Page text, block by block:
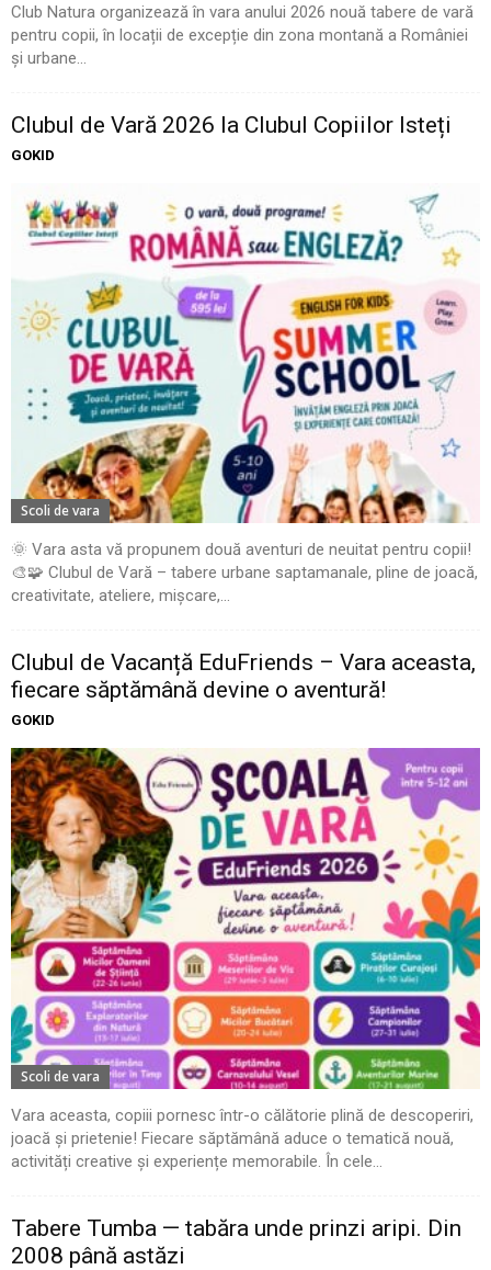
Club Natura organizează în vara anului 2026 nouă tabere de vară
pentru copii, în locații de excepție din zona montană a României
și urbane...
Clubul de Vară 2026 la Clubul Copiilor Isteți
GOKID
Scoli de vara
🌞 Vara asta vă propunem două aventuri de neuitat pentru copii!
🎨🧩 Clubul de Vară – tabere urbane saptamanale, pline de joacă,
creativitate, ateliere, mișcare,...
Clubul de Vacanță EduFriends – Vara aceasta,
fiecare săptămână devine o aventură!
GOKID
Scoli de vara
Vara aceasta, copiii pornesc într-o călătorie plină de descoperiri,
joacă și prietenie! Fiecare săptămână aduce o tematică nouă,
activități creative și experiențe memorabile. În cele...
Tabere Tumba — tabăra unde prinzi aripi. Din
2008 până astăzi